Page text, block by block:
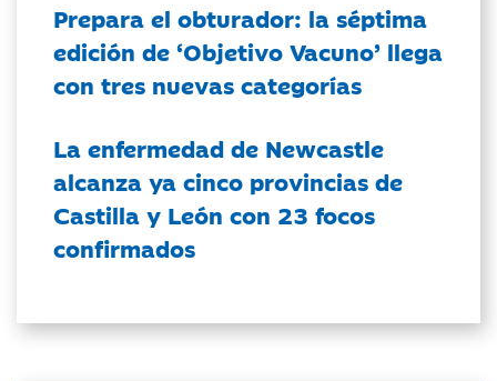
Prepara el obturador: la séptima
edición de ‘Objetivo Vacuno’ llega
con tres nuevas categorías
La enfermedad de Newcastle
alcanza ya cinco provincias de
Castilla y León con 23 focos
confirmados